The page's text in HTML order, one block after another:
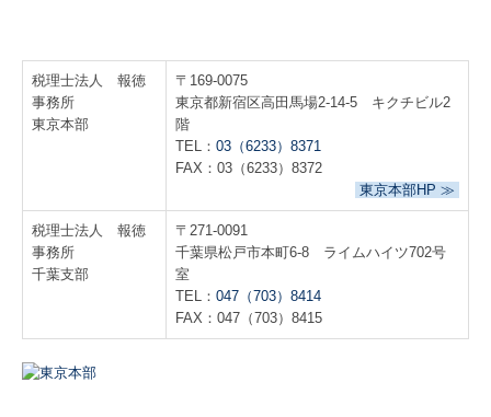
税理士法人 報徳
事務所
東京本部
〒169-0075
東京都新宿区高田馬場2-14-5 キクチビル2
階
TEL： 03（6233）8371
FAX：03（6233）8372
東京本部HP ≫
税理士法人 報徳
事務所
千葉支部
〒271-0091
千葉県松戸市本町6-8 ライムハイツ702号
室
TEL： 047（703）8414
FAX：047（703）8415